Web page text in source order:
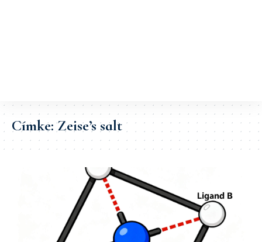
Címke:Zeise’s salt